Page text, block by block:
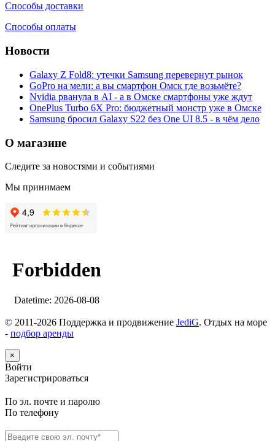
Способы доставки
Способы оплаты
Новости
Galaxy Z Fold8: утечки Samsung перевернут рынок
GoPro на мели: а вы смартфон Омск где возьмёте?
Nvidia рванула в AI - а в Омске смартфоны уже ждут
OnePlus Turbo 6X Pro: бюджетный монстр уже в Омске
Samsung бросил Galaxy S22 без One UI 8.5 - в чём дело
О магазине
Следите за новостями и событиями
Мы принимаем
© 2011-2026 Поддержка и продвижение JediG. Отдых на море
- подбор аренды
×
Войти
Зарегистрироваться
По эл. почте и паролю
По телефону